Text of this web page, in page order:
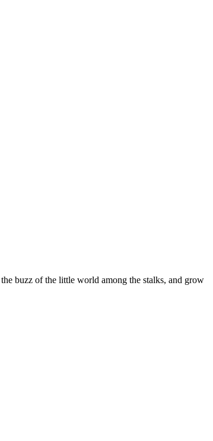
buzz of the little world among the stalks, and grow